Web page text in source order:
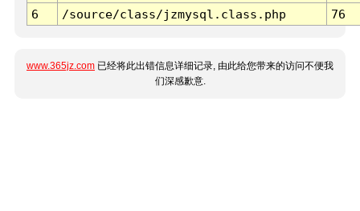
6
/source/class/jzmysql.class.php 76
www.365jz.com 已经将此出错信息详细记录, 由此给您带来的访问不便我
们深感歉意.